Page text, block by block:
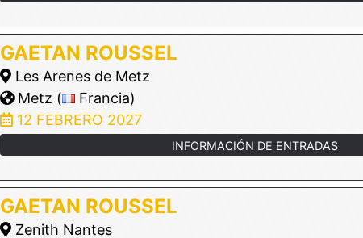
GAETAN ROUSSEL
Les Arenes de Metz
Metz (
Francia)
12 FEBRERO 2027
INFORMACIÓN DE ENTRADAS
GAETAN ROUSSEL
Zenith Nantes